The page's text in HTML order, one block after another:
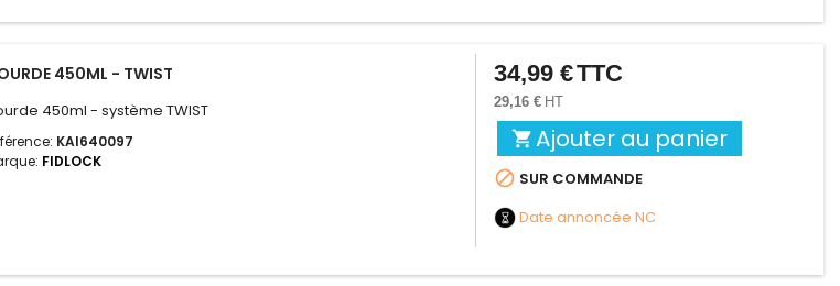
450ML - TWIST
450ml - système TWIST
KAI640097
FIDLOCK
Prix
34,99 €TTC
29,16 € HT
 Ajouter au panier
 SUR COMMANDE
Date annoncée NC